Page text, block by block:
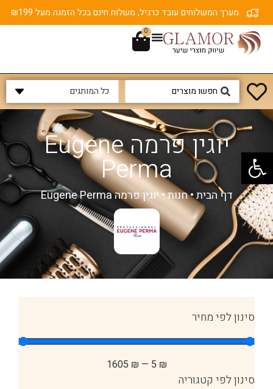
פתח סרגל נגישות
מערך המשלוחים עובד כרגיל, משלוח חינם בכל הזמנה מעל ₪199
0
יוגין פרמה Eugene
Perma
דף הבית•חנות•יוגין פרמה Eugene Perma
סינון לפי מחיר
₪
5
—
₪
1605
סינון לפי קטגוריה